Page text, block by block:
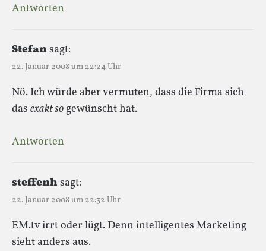
Antworten
Stefansagt:
22. Januar 2008 um 22:24 Uhr
Nö. Ich würde aber vermuten, dass die Firma sich
das exakt so gewünscht hat.
Antworten
steffenh sagt:
22. Januar 2008 um 22:32 Uhr
EM.tv irrt oder lügt. Denn intelligentes Marketing
sieht anders aus.